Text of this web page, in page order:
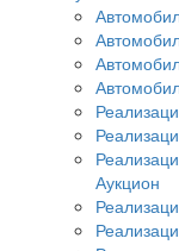
Аукцион